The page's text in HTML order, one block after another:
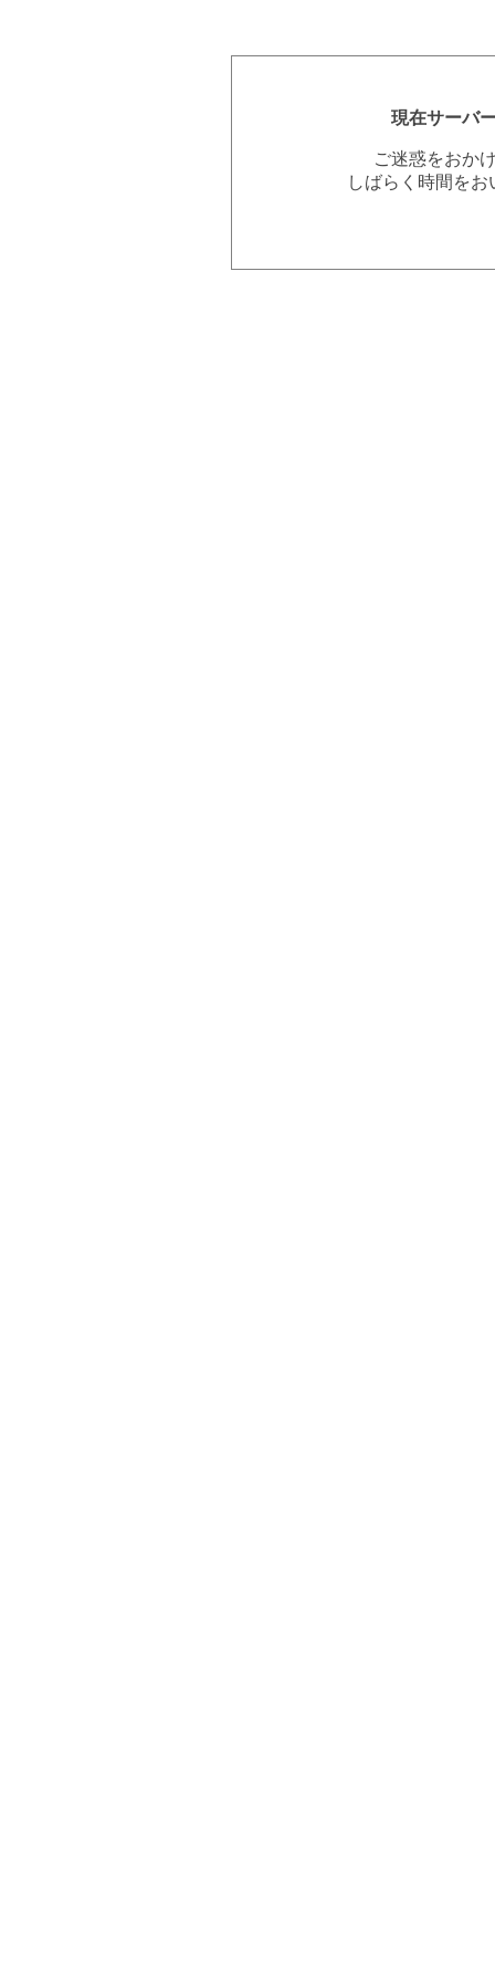
現在サーバ
ご迷惑をおか
しばらく時間を